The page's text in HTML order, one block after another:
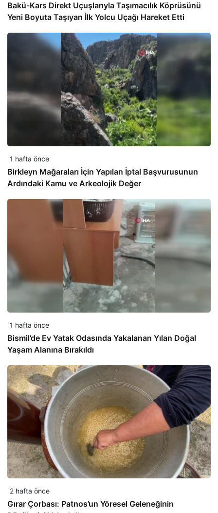
Bakü-Kars Direkt Uçuşlarıyla Taşımacılık Köprüsünü
Yeni Boyuta Taşıyan İlk Yolcu Uçağı Hareket Etti
1 hafta önce
Birkleyn Mağaraları İçin Yapılan İptal Başvurusunun
Ardındaki Kamu ve Arkeolojik Değer
1 hafta önce
Bismil’de Ev Yatak Odasında Yakalanan Yılan Doğal
Yaşam Alanına Bırakıldı
2 hafta önce
Gırar Çorbası: Patnos’un Yöresel Geleneğinin